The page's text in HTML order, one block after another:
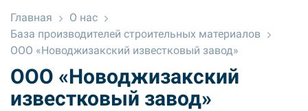
Главная
О нас
База производителей строительных материалов
ООО «Новоджизакский известковый завод»
ООО «Новоджизакский
известковый завод»